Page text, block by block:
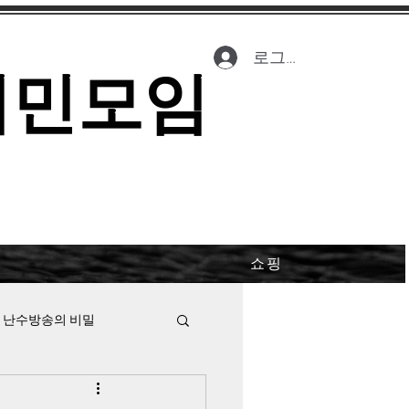
로그인
모임
쇼핑
수방송의 비밀